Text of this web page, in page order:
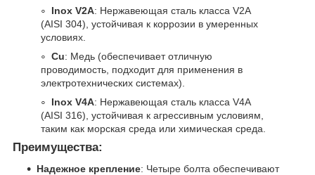
Inox V2A: Нержавеющая сталь класса V2A
(AISI 304), устойчивая к коррозии в умеренных
условиях.
Cu: Медь (обеспечивает отличную
проводимость, подходит для применения в
электротехнических системах).
Inox V4A: Нержавеющая сталь класса V4A
(AISI 316), устойчивая к агрессивным условиям,
таким как морская среда или химическая среда.
Преимущества:
Надежное крепление: Четыре болта обеспечивают